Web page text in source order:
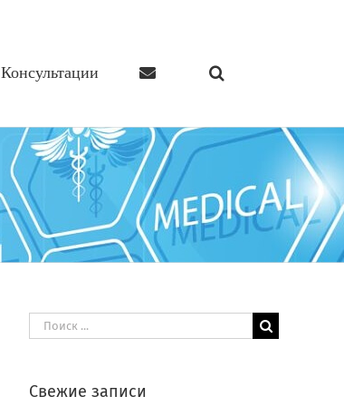
Консультации
Результат
поиска:
Свежие записи